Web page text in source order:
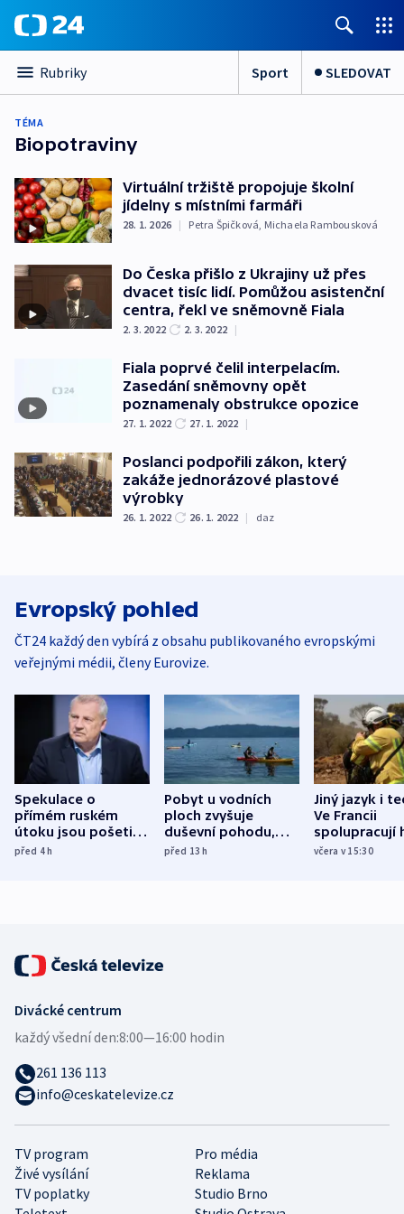
Rubriky Sport SLEDOVAT
TÉMA
Biopotraviny
Virtuální tržiště propojuje školní
jídelny s místními farmáři
28. 1. 2026 | Petra Špičková, Michaela Rambousková
Do Česka přišlo z Ukrajiny už přes
dvacet tisíc lidí. Pomůžou asistenční
centra, řekl ve sněmovně Fiala
2. 3. 2022 2. 3. 2022 |
Fiala poprvé čelil interpelacím.
Zasedání sněmovny opět
poznamenaly obstrukce opozice
27. 1. 2022 27. 1. 2022 |
Poslanci podpořili zákon, který
zakáže jednorázové plastové
výrobky
26. 1. 2022 26. 1. 2022 | daz
Evropský pohled
ČT24 každý den vybírá z obsahu publikovaného evropskými
veřejnými médii, členy Eurovize.
Spekulace o
přímém ruském
útoku jsou pošetilé,
míní estonský
před 4h
Pobyt u vodních
ploch zvyšuje
duševní pohodu,
ukázala
před 13h
Jiný jazyk i
Ve Francii
spolupracují
různých zemí
včera v 15:30
TV program
Pro média
Živé vysílání
Reklama
TV poplatky
Studio Brno
Divácké centrum
každý všední den:8:00—16:00 hodin
261 136 113
info@ceskatelevize.cz